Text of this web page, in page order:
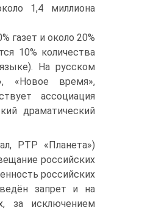
1,4 миллиона
газет и около 20%
10% количества
На русском
«Новое время»,
ассоциация
драматический
РТР «Планета»)
российских
российских
запрет и на
за исключением